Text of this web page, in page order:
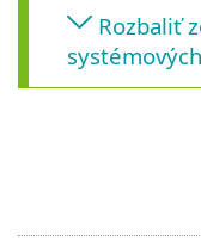
Rozbaliť